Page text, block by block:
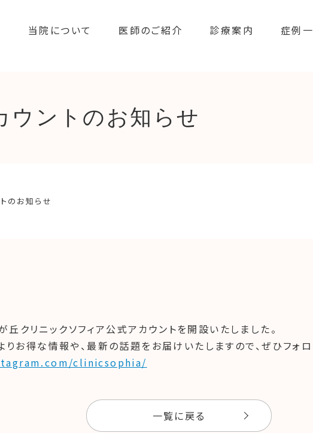
当院について 医師のご紹介 診療案内 症例
ウントのお知らせ
のお知らせ
クリニックソフィア公式アカウントを開設いたしました。
りお得な情報や、最新の話題をお届けいたしますので、ぜひフォ
clinicsophia/
一覧に戻る